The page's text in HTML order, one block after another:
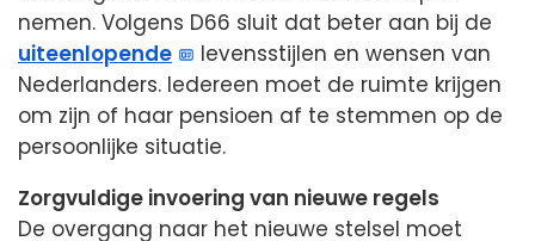
nemen. Volgens D66 sluit dat beter aan bij de
uiteenlopende
levensstijlen en wensen van
Nederlanders. Iedereen moet de ruimte krijgen
om zijn of haar pensioen af te stemmen op de
persoonlijke situatie.
Zorgvuldige invoering van nieuwe regels
De overgang naar het nieuwe stelsel moet